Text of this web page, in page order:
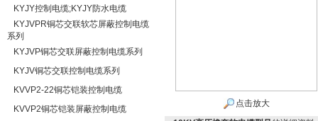
KYJY控制电缆;KYJY防水电缆
KYJVPR铜芯交联软芯屏蔽控制电缆
系列
KYJVP铜芯交联屏蔽控制电缆系列
KYJV铜芯交联控制电缆系列
KVVP2-22铜芯铠装控制电缆
KVVP2铜芯铠装屏蔽控制电缆
点击放大